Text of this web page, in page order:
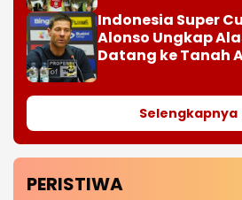
Indonesia Super
Alonso Ungkap
Datang ke Tanah
Selengkapnya
PERISTIWA